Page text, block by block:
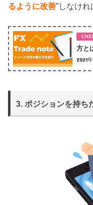
るように改善”しなけれ
方と
2021
3. ポジションを持ち